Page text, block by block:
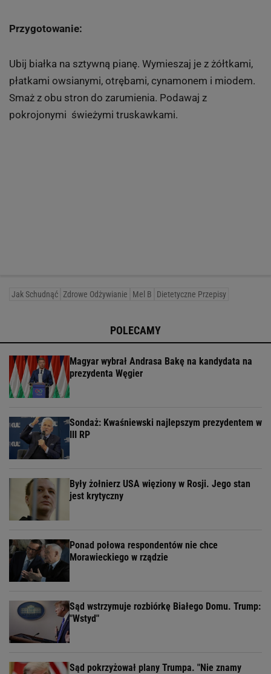
Przygotowanie:
Ubij białka na sztywną pianę. Wymieszaj je z żółtkami,
płatkami owsianymi, otrębami, cynamonem i miodem.
Smaż z obu stron do zarumienia. Podawaj z
pokrojonymi świeżymi truskawkami.
Jak Schudnąć Zdrowe Odżywianie Mel B Dietetyczne Przepisy
POLECAMY
Magyar wybrał Andrasa Bakę na kandydata na
prezydenta Węgier
Sondaż: Kwaśniewski najlepszym prezydentem w
III RP
Były żołnierz USA więziony w Rosji. Jego stan
jest krytyczny
Ponad połowa respondentów nie chce
Morawieckiego w rządzie
Sąd wstrzymuje rozbiórkę Białego Domu. Trump:
"Wstyd"
Sąd pokrzyżował plany Trumpa. "Nie znamy